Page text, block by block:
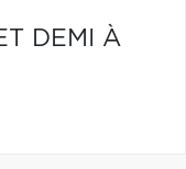
DEMI À